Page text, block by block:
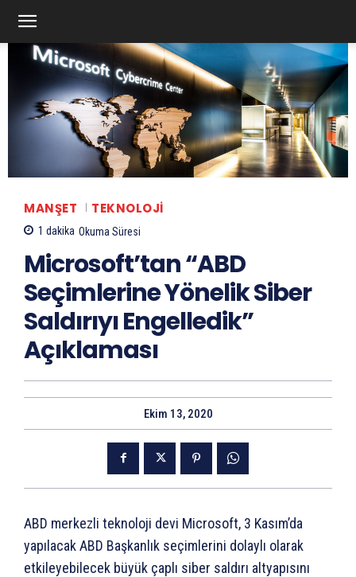
MANŞET TEKNOLOJI
1 dakika Okuma Süresi
Microsoft’tan “ABD
Seçimlerine Yönelik Siber
Saldırıyı Engelledik”
Açıklaması
Ekim 13, 2020
ABD merkezli teknoloji devi Microsoft, 3 Kasım’da
yapılacak ABD Başkanlık seçimlerini dolaylı olarak
etkileyebilecek büyük çaplı siber saldırı altyapısını